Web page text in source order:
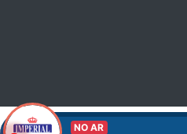
NO AR